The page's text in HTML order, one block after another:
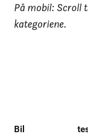
På mobil: Scroll
kategoriene.